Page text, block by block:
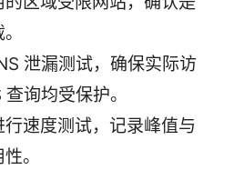
泄漏测试，确保实际访
询均受保护。
速度测试，记录峰值与
。